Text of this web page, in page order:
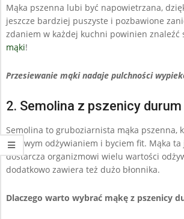
Mąka pszenna lubi być napowietrzana,
jeszcze bardziej puszyste i pozbawione
zdaniem w każdej kuchni powinien znaleźć
mąki!
Przesiewanie mąki nadaje pulchności
2. Semolina z pszenicy
Semolina to gruboziarnista mąka pszenna,
zdrowym odżywianiem i byciem fit. Mąka
dostarcza organizmowi wielu wartości
dodatkowo zawiera też dużo błonnika.
Dlaczego warto wybrać mąkę z pszenicy